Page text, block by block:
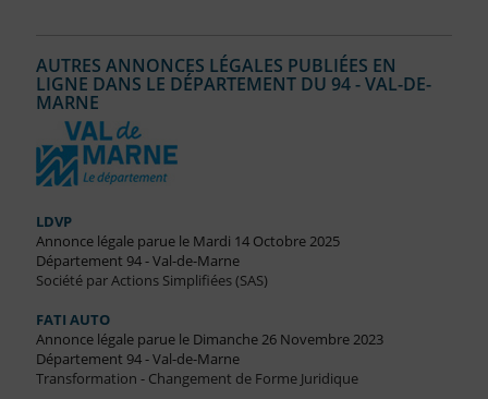
AUTRES ANNONCES LÉGALES PUBLIÉES EN
LIGNE DANS LE DÉPARTEMENT DU 94 - VAL-DE-
MARNE
LDVP
Annonce légale parue le Mardi 14 Octobre 2025
Département 94 - Val-de-Marne
Société par Actions Simplifiées (SAS)
FATI AUTO
Annonce légale parue le Dimanche 26 Novembre 2023
Département 94 - Val-de-Marne
Transformation - Changement de Forme Juridique